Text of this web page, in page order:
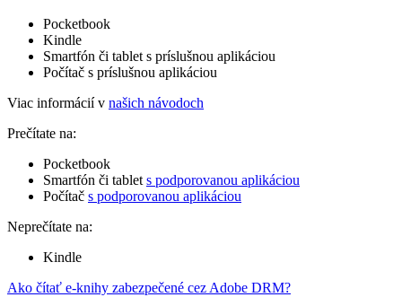
Pocketbook
Kindle
Smartfón či tablet s príslušnou aplikáciou
Počítač s príslušnou aplikáciou
Viac informácií v našich návodoch
Prečítate na:
Pocketbook
Smartfón či tablet s podporovanou aplikáciou
Počítač s podporovanou aplikáciou
Neprečítate na:
Kindle
Ako čítať e-knihy zabezpečené cez Adobe DRM?